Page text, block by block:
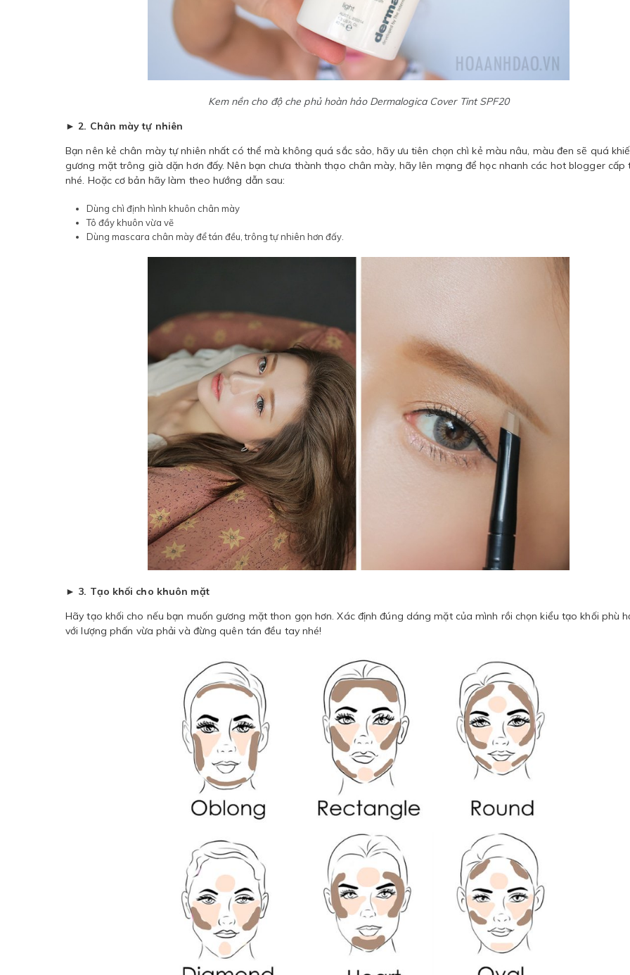
Kem nền cho độ che phủ hoàn hảo Dermalogica Cover Tint SPF20
► 2. Chân mày tự nhiên
Bạn nên kẻ chân mày tự nhiên nhất có thể mà không quá sắc sảo, hãy ưu tiên chọn chì kẻ màu nâu, màu đen sẽ quá
gương mặt trông già dặn hơn đấy. Nên bạn chưa thành thạo chân mày, hãy lên mạng để học nhanh các hot blogger cấp
nhé. Hoặc cơ bản hãy làm theo hướng dẫn sau:
Dùng chì định hình khuôn chân mày
Tô đầy khuôn vừa vẽ
Dùng mascara chân mày để tán đều, trông tự nhiên hơn đấy.
► 3. Tạo khối cho khuôn mặt
Hãy tạo khối cho nếu bạn muốn gương mặt thon gọn hơn. Xác định đúng dáng mặt của mình rồi chọn kiểu tạo khối phù
với lượng phấn vừa phải và đừng quên tán đều tay nhé!